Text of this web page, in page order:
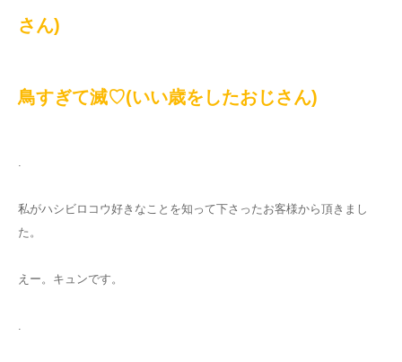
さん)
鳥すぎて滅♡(いい歳をしたおじさん)
私がハシビロコウ好きなことを知って下さったお客様から頂きまし
た。
えー。キュンです。